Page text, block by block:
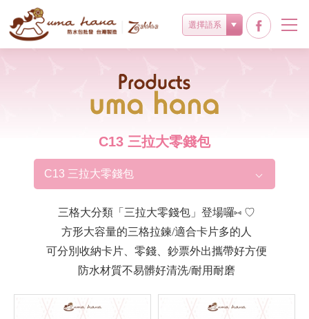
選擇語系
Products
C13 三拉大零錢包
C13 三拉大零錢包
三格大分類「三拉大零錢包」登場囉⑅ ♡
方形大容量的三格拉鍊/適合卡片多的人
可分別收納卡片、零錢、鈔票外出攜帶好方便
防水材質不易髒好清洗/耐用耐磨